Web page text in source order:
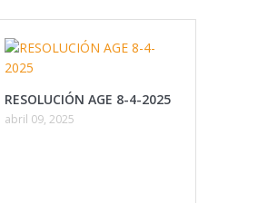
RESOLUCIÓN AGE 8-4-2025
abril 09, 2025